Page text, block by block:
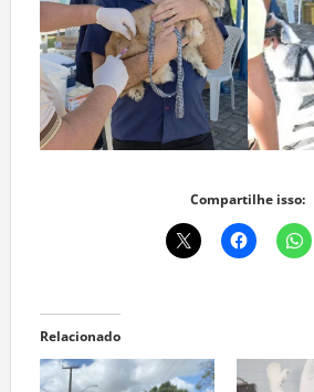
Compartilhe isso:
Relacionado